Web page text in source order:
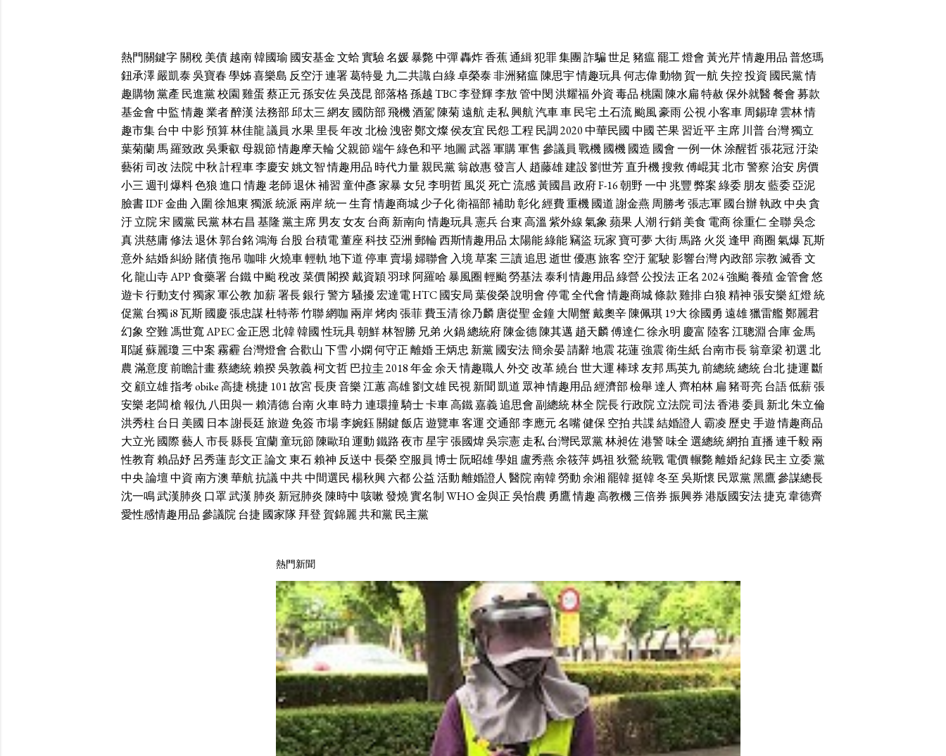
熱門關鍵字關稅美債越南韓國瑜 國安基金文蛤實驗名媛暴斃中彈轟炸香蕉通緝犯罪集團詐騙世足 豬瘟罷工燈會黃光芹情趣用品普悠瑪
鈕承澤嚴凱泰吳寶春學姊喜樂島 反空汙連署葛特曼 九二共識白綠卓榮泰非洲豬瘟陳思宇情趣玩具何志偉動物賀一航失控投資 國民黨情
趣購物黨產 民進黨校園雞蛋蔡正元孫安佐吳茂昆部落格孫越TBC李登輝李敖管中閔洪耀福外資毒品桃園陳水扁特赦保外就醫餐會募款
基金會中監情趣業者醉漢法務部邱太三網友國防部飛機酒駕陳菊遠航走私興航汽車車民宅土石流颱風豪雨公視小客車周錫瑋雲林情
趣市集台中 中影預算林佳龍議員 水果里長年改北檢洩密鄭文燦侯友宜 民怨工程 民調2020中華民國中國芒果習近平主席 川普台灣獨立
葉菊蘭馬羅致政吳秉叡母親節情趣摩天輪父親節端午綠色和平地圖武器軍購軍售 參議員 戰機國機國造 國會一例一休涂醒哲張花冠汙染
藝術司改法院中秋計程車李慶安姚文智情趣用品 時代力量親民黨翁啟惠發言人 趙藤雄建設劉世芳直升機搜救傅崐萁北市警察治安房價
小三週刊爆料色狼進口 情趣老師退休補習童仲彥家暴女兒李明哲風災 死亡流感黃國昌 政府F-16朝野一中 兆豐弊案綠委朋友藍委亞泥
臉書IDF金曲 入圍徐旭東獨派統派 兩岸統一生育情趣商城少子化衛福部補助彰化經費重機國道謝金燕 周勝考張志軍國台辦執政中央貪
汙立院宋 國黨民黨林右昌 基隆黨主席男友女友台商新南向 情趣玩具憲兵台東高溫 紫外線氣象蘋果 人潮行銷美食 電商徐重仁全聯吳念
真洪慈庸修法退休郭台銘鴻海台股 台積電董座科技亞洲 郵輪西斯情趣用品 太陽能綠能竊盜玩家寶可夢大街馬路 火災 逢甲 商圈氣爆瓦斯
意外結婚糾紛賭債拖吊 咖啡火燒車輕軌地下道停車賣場婦聯會 入境草案三讀追思逝世優惠旅客 空汙駕駛影響台灣內政部宗教滅香文
化龍山寺APP食藥署台鐵中颱稅改菜價閣揆戴資穎羽球阿羅哈暴風圈輕颱勞基法泰利情趣用品綠營公投法正名 2024強颱養殖金管會悠
遊卡行動支付獨家軍公教 加薪署長銀行警方騷擾宏達電HTC國安局葉俊榮說明會停電全代會情趣商城條款雞排白狼精神張安樂紅燈統
促黨台獨i8瓦斯國慶張忠謀杜特蒂竹聯網咖 兩岸烤肉張菲費玉清徐乃麟唐從聖金鐘大閘蟹戴奧辛陳佩琪 19大徐國勇 遠雄獵雷艦鄭麗君
幻象 空難馮世寬APEC金正恩北韓韓國性玩具朝鮮林智勝 兄弟 火鍋總統府陳金德陳其邁 趙天麟傅達仁徐永明 慶富 陸客江聰淵 合庫金馬
耶誕蘇麗瓊三中案霧霾 台灣燈會合歡山下雪小嫻何守正離婚王炳忠 新黨國安法簡余晏請辭地震花蓮強震衛生紙台南市長翁章梁初選北
農滿意度前瞻計畫蔡總統賴揆吳敦義柯文哲巴拉圭2018年金余天情趣職人 外交改革繞台 世大運棒球友邦馬英九前總統總統台北捷運 斷
交 顧立雄指考obike高捷桃捷 101故宮長庚音樂江蕙高雄劉文雄民視新聞 凱道 眾神情趣用品經濟部檢舉達人 齊柏林 扁豬哥亮台語低薪張
安樂老闆槍報仇 八田與一賴清德台南火車時力 連環撞騎士卡車高鐵嘉義追思會副總統林全 院長行政院立法院司法香港委員 新北朱立倫
洪秀柱 台日 美國 日本謝長廷旅遊 免簽市場李婉鈺關鍵飯店遊覽車客運交通部李應元名嘴健保空拍共諜結婚證人 霸凌 歷史 手遊情趣商品
大立光國際藝人 市長縣長宜蘭童玩節陳歐珀運動鐵路夜市星宇張國煒吳宗憲走私台灣民眾黨林昶佐港警味全選總統網拍直播連千毅兩
性教育賴品妤呂秀蓮彭文正論文東石賴神 反送中 長榮空服員 博士阮昭雄學姐 盧秀燕余筱萍媽祖 狄鶯統戰電價輾斃離婚紀錄民主 立委黨
中央論壇中資南方澳華航抗議中共中間選民楊秋興六都公益活動離婚證人 醫院南韓勞動余湘罷韓挺韓冬至吳斯懷 民眾黨黑鷹參謀總長
沈一鳴武漢肺炎 口罩武漢 肺炎 新冠肺炎陳時中 咳嗽發燒實名制WHO金與正吳怡農 勇鷹情趣高教機三倍券振興券港版國安法捷克韋德齊
愛性感情趣用品參議院台捷 國家隊拜登賀錦麗共和黨民主黨
熱門新聞